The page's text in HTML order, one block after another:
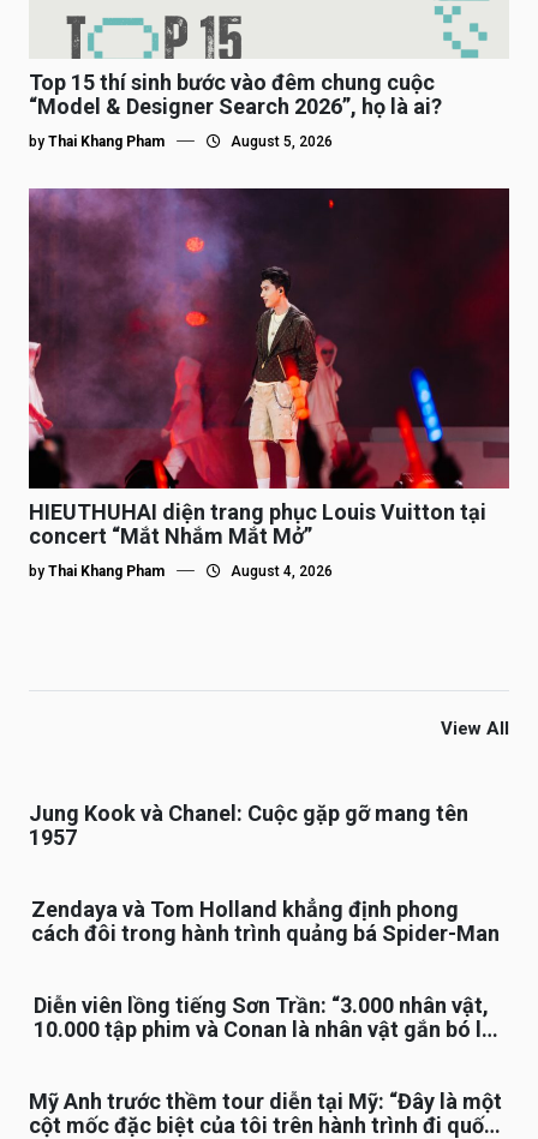
Top 15 thí sinh bước vào đêm chung cuộc
“Model & Designer Search 2026”, họ là ai?
by Thai Khang Pham August 5, 2026
HIEUTHUHAI diện trang phục Louis Vuitton tại
concert “Mắt Nhắm Mắt Mở”
by Thai Khang Pham August 4, 2026
View All
Jung Kook và Chanel: Cuộc gặp gỡ mang tên
1957
Zendaya và Tom Holland khẳng định phong
cách đôi trong hành trình quảng bá Spider-Man
Diễn viên lồng tiếng Sơn Trần: “3.000 nhân vật,
10.000 tập phim và Conan là nhân vật gắn bó lâu
Mỹ Anh trước thềm tour diễn tại Mỹ: “Đây là một
cột mốc đặc biệt của tôi trên hành trình đi quốc